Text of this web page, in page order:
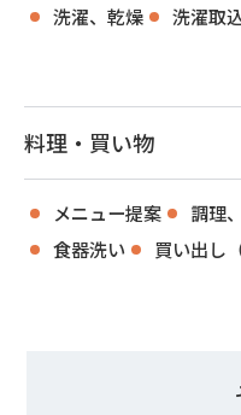
洗濯、乾燥 洗濯取
料理・買い物
メニュー提案 調理
食器洗い
買い出し